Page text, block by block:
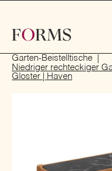
Garten-Beistelltische
Niedriger rechteckiger
Gloster | Haven